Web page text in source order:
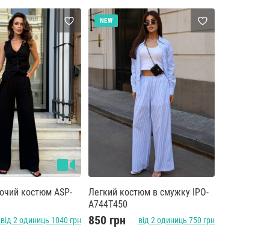
костюм ASP-
від 2 одиниць 1040 грн
NEW
Легкий костюм в смужку IPO-
A744T450
850 грн від 2 одиниць 750 грн